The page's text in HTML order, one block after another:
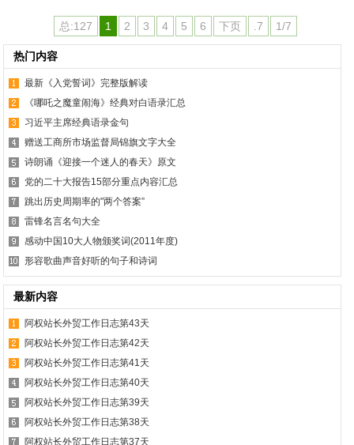
总:127 1 2 3 4 5 6 下页 .7 1/7
热门内容
最新《入党誓词》完整版解读
《哪吒之魔童闹海》经典对白语录汇总
习近平主席经典语录金句
赠送工商所市场监督局锦旗文字大全
诗朗诵《迎接一个迷人的春天》原文
党的二十大报告15部分重点内容汇总
跳出历史周期率的"两个答案”
雷锋名言名句大全
感动中国10大人物颁奖词(2011年度)
形容歌曲声音好听的句子和诗词
最新内容
阿权站长外贸工作日志第43天
阿权站长外贸工作日志第42天
阿权站长外贸工作日志第41天
阿权站长外贸工作日志第40天
阿权站长外贸工作日志第39天
阿权站长外贸工作日志第38天
阿权站长外贸工作日志第37天